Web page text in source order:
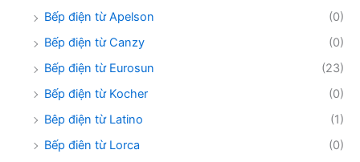
Bếp điện từ Apelson
(0)
Bếp điện từ Canzy
(0)
Bếp điện từ Eurosun
(23)
Bếp điện từ Kocher
(0)
Bêp điện từ Latino
(1)
Bếp điên từ Lorca
(0)